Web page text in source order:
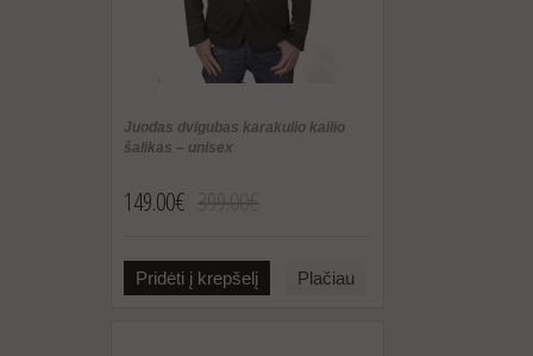
Juodas dvigubas karakulio kailio
šalikas – unisex
149.00€
Pridėti į krepšelį Plačiau